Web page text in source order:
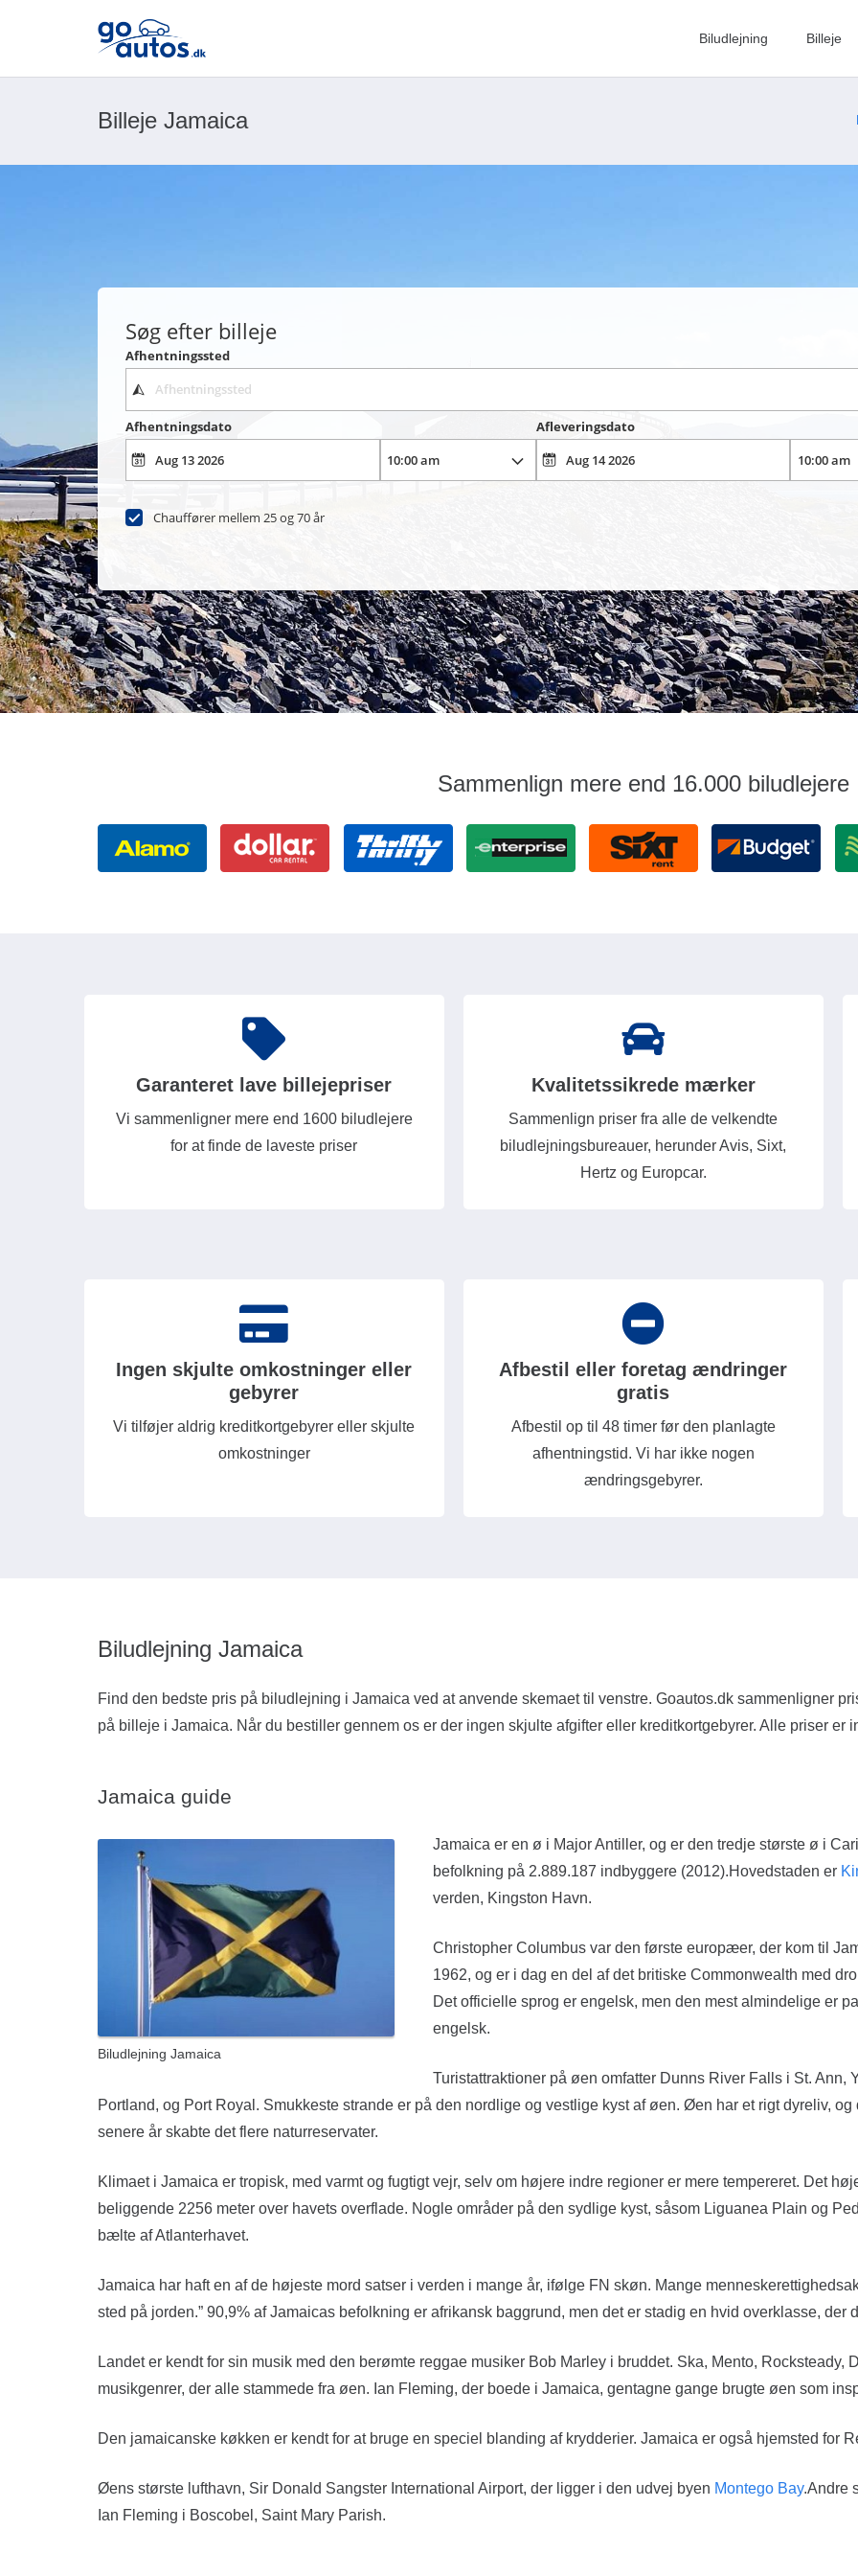
Biludlejning Billeje
Billeje Jamaica
Søg efter billeje
Afhentningssted
Afhentningsdato Afleveringsdato
Chauffører mellem 25 og 70 år
Sammenlign mere end 16.000 biludlejere
Garanteret lave billejepriser
Vi sammenligner mere end 1600 biludlejere
for at finde de laveste priser
Kvalitetssikrede mærker
Sammenlign priser fra alle de velkendte
biludlejningsbureauer, herunder Avis, Sixt,
Hertz og Europcar.
Ingen skjulte omkostninger eller
gebyrer
Vi tilføjer aldrig kreditkortgebyrer eller skjulte
omkostninger
Afbestil eller foretag ændringer
gratis
Afbestil op til 48 timer før den planlagte
afhentningstid. Vi har ikke nogen
ændringsgebyrer.
Biludlejning Jamaica
Find den bedste pris på biludlejning i Jamaica ved at anvende skemaet til venstre. Goautos.dk sammenligner
på billeje i Jamaica. Når du bestiller gennem os er der ingen skjulte afgifter eller kreditkortgebyrer. Alle priser
Jamaica guide
Biludlejning Jamaica
Jamaica er en ø i Major Antiller, og er den tredje største ø i
befolkning på 2.889.187 indbyggere (2012).Hovedstaden er
verden, Kingston Havn.
Christopher Columbus var den første europæer, der kom til
1962, og er i dag en del af det britiske Commonwealth med
Det officielle sprog er engelsk, men den mest almindelige er
engelsk.
Turistattraktioner på øen omfatter Dunns River Falls i St.
Portland, og Port Royal. Smukkeste strande er på den nordlige og vestlige kyst af øen. Øen har et rigt dyreliv,
senere år skabte det flere naturreservater.
Klimaet i Jamaica er tropisk, med varmt og fugtigt vejr, selv om højere indre regioner er mere tempereret. Det
beliggende 2256 meter over havets overflade. Nogle områder på den sydlige kyst, såsom Liguanea Plain og
bælte af Atlanterhavet.
Jamaica har haft en af ​​de højeste mord satser i verden i mange år, ifølge FN skøn. Mange
sted på jorden.” 90,9% af Jamaicas befolkning er afrikansk baggrund, men det er stadig en hvid overklasse, der
Landet er kendt for sin musik med den berømte reggae musiker Bob Marley i bruddet. Ska, Mento, Rocksteady,
musikgenrer, der alle stammede fra øen. Ian Fleming, der boede i Jamaica, gentagne gange brugte øen som
Den jamaicanske køkken er kendt for at bruge en speciel blanding af krydderier. Jamaica er også hjemsted for
Øens største lufthavn, Sir Donald Sangster International Airport, der ligger i den udvej byen Montego Bay.Andre
Ian Fleming i Boscobel, Saint Mary Parish.